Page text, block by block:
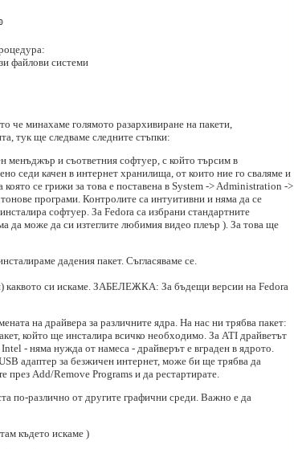
файлови системи
че минахаме голямото разархивиране на пакети,
тук ще следваме следните стъпки:
менъджър и съответния софтуер, с който търсим в
седи качен в интернет хранилища, от които ние го сваляме и
се грижи за това е поставена в System -> Administration ->
програми. Контролите са интуитивни и няма да се
софтуер. За Fedora са избрани стандартните
може да си изтеглите любимия видео плеър ). За това ще
дадения пакет. Съгласяваме се.
каквото си искаме. ЗАБЕЛЕЖКА: За бъдещи версии на Fedora
на драйвера за различните ядра. На нас ни трябва пакет:
който ще инсталира всичко необходимо. За ATI драйветът
- няма нужда от намеса - драйверът е вграден в ядрото.
адаптер за безжичен интернет, може би ще трябва да
през Add/Remove Programs и да рестартирате.
по-различно от другите графични среди. Важно е да
където искаме )